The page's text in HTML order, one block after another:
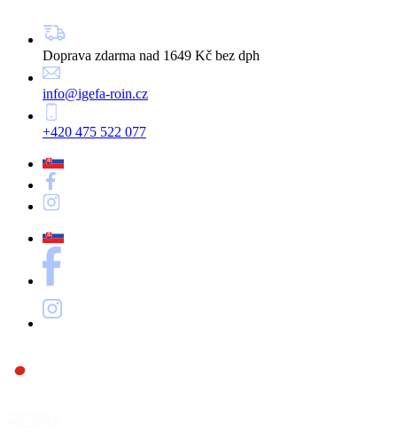
Doprava zdarma nad 1649 Kč bez dph
info@igefa-roin.cz
+420 475 522 077